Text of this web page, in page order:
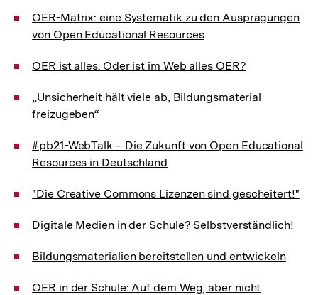
OER-Matrix: eine Systematik zu den Ausprägungen
von Open Educational Resources
OER ist alles. Oder ist im Web alles OER?
„Unsicherheit hält viele ab, Bildungsmaterial
freizugeben“
#pb21-WebTalk – Die Zukunft von Open Educational
Resources in Deutschland
"Die Creative Commons Lizenzen sind gescheitert!"
Digitale Medien in der Schule? Selbstverständlich!
Bildungsmaterialien bereitstellen und entwickeln
OER in der Schule: Auf dem Weg, aber nicht